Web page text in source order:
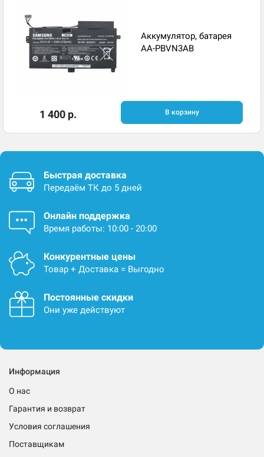
Аккумулятор, батарея
AA-PBVN3AB
1 400 р. В корзину
Быстрая доставка
Передаём ТК до 5 дней
Онлайн поддержка
Время работы: 10:00 - 20:00
Конкурентные цены
Товар + Доставка = Выгодно
Постоянные скидки
Они уже действуют
Информация
О нас
Гарантия и возврат
Условия соглашения
Поставщикам